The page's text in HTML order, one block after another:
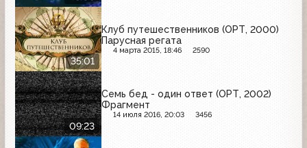
35:01
Клуб путешественников (ОРТ, 2000)
Парусная регата
4 марта 2015, 18:46 2590
09:23
Семь бед - один ответ (ОРТ, 2002)
Фрагмент
14 июля 2016, 20:03 3456